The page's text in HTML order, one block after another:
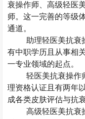
衰操作师、高级轻医
师。这一完善的等级
通道。
助理轻医美抗衰
有中职学历且从事相
一专业领域的起点。
轻医美抗衰操作
理资格认证且有两年
成各类皮肤评估与抗
高级轻医美抗衰